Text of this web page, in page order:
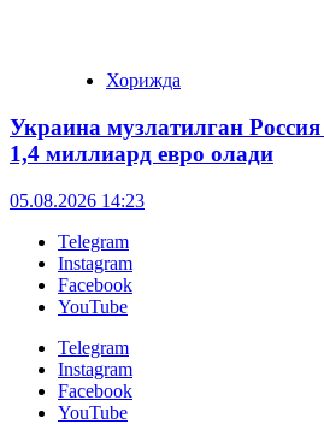
Хорижда
Украина музлатилган
1,4 миллиард евро олади
05.08.2026 14:23
Telegram
Instagram
Facebook
YouTube
Telegram
Instagram
Facebook
YouTube